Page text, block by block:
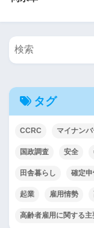
タグ
CCRC マイナン
国政調査 安全
田舎暮らし 確定
起業 雇用情勢
高齢者雇用に関する